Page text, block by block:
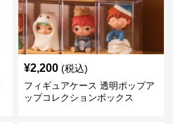
¥2,200 (税込)
フィギュアケース 透明ポップア
ップコレクションボックス